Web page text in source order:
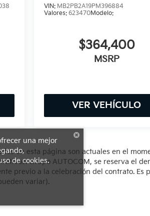
VIN: MB2PB2A19PM396884
Valores: 623470Modelo:
$364,400
MSRP
VER VEHÍCULO
en esta página son actuales en el
Grupo AUTOCOM, se reserva el
previo a la celebración del contrato. Es
variar).
una mejor
de cookies.